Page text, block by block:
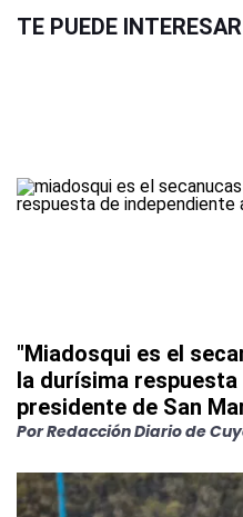
TE PUEDE INTERESAR
"Miadosqui es el
la durísima
presidente de San
PorRedacción Diario de